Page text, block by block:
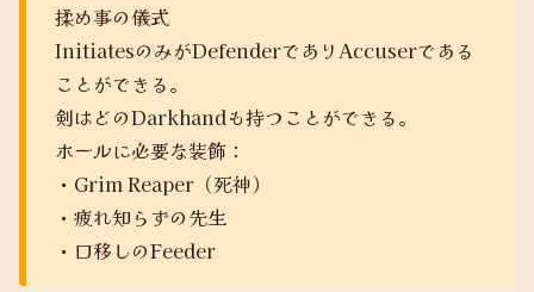
揉め事の儀式
InitiatesのみがDefenderでありAccuserである
ことができる。
剣はどのDarkhandも持つことができる。
ホールに必要な装飾：
・Grim Reaper（死神）
・疲れ知らずの先生
・口移しのFeeder